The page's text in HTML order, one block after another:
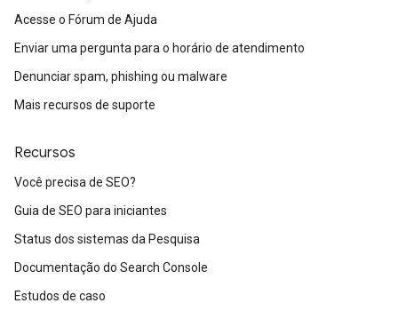
Acesse o Fórum de Ajuda
Enviar uma pergunta para o horário de atendimento
Denunciar spam, phishing ou malware
Mais recursos de suporte
Recursos
Você precisa de SEO?
Guia de SEO para iniciantes
Status dos sistemas da Pesquisa
Documentação do Search Console
Estudos de caso